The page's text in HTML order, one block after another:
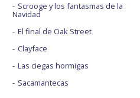
Scrooge y los fantasmas de la
Navidad
El final de Oak Street
Clayface
Las ciegas hormigas
Sacamantecas